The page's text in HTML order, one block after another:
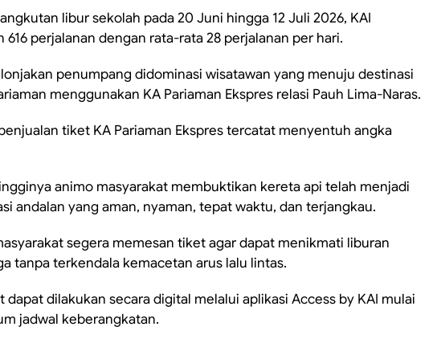
libur sekolah pada 20 Juni hingga 12 Juli 2026, KAI
616 perjalanan dengan rata-rata 28 perjalanan per hari.
penumpang didominasi wisatawan yang menuju destinasi
menggunakan KA Pariaman Ekspres relasi Pauh Lima-Naras.
tiket KA Pariaman Ekspres tercatat menyentuh angka
animo masyarakat membuktikan kereta api telah menjadi
andalan yang aman, nyaman, tepat waktu, dan terjangkau.
segera memesan tiket agar dapat menikmati liburan
tanpa terkendala kemacetan arus lalu lintas.
dapat dilakukan secara digital melalui aplikasi Access by KAI mulai
jadwal keberangkatan.